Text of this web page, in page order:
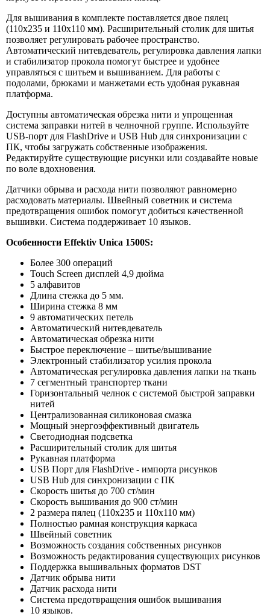
Для вышивания в комплекте поставляется двое пялец
(110х235 и 110х110 мм). Расширительный столик для шитья
позволяет регулировать рабочее пространство.
Автоматический нитевдеватель, регулировка давления лапки
и стабилизатор прокола помогут быстрее и удобнее
управляться с шитьем и вышиванием. Для работы с
подолами, брюками и манжетами есть удобная рукавная
платформа.
Доступны автоматическая обрезка нити и упрощенная
система заправки нитей в челночной группе. Используйте
USB-порт для FlashDrive и USB Hub для синхронизации с
ПК, чтобы загружать собственные изображения.
Редактируйте существующие рисунки или создавайте новые
по воле вдохновения.
Датчики обрыва и расхода нити позволяют равномерно
расходовать материалы. Швейный советник и система
предотвращения ошибок помогут добиться качественной
вышивки. Система поддерживает 10 языков.
Особенности Effektiv Unica 1500S:
Более 300 операций
Touch Screen дисплей 4,9 дюйма
5 алфавитов
Длина стежка до 5 мм.
Ширина стежка 8 мм
9 автоматических петель
Автоматический нитевдеватель
Автоматическая обрезка нити
Быстрое переключение – шитье/вышивание
Электронный стабилизатор усилия прокола
Автоматическая регулировка давления лапки на ткань
7 сегментный транспортер ткани
Горизонтальный челнок с системой быстрой заправки
нитей
Централизованная силиконовая смазка
Мощный энергоэффективный двигатель
Светодиодная подсветка
Расширительный столик для шитья
Рукавная платформа
USB Порт для FlashDrive - импорта рисунков
USB Hub для синхронизации с ПК
Cкорость шитья до 700 ст/мин
Скорость вышивания до 900 ст/мин
2 размера пялец (110х235 и 110х110 мм)
Полностью рамная конструкция каркаса
Швейный советник
Возможность создания собственных рисунков
Возможность редактирования существующих рисунков
Поддержка вышивальных форматов DST
Датчик обрыва нити
Датчик расхода нити
Система предотвращения ошибок вышивания
10 языков.